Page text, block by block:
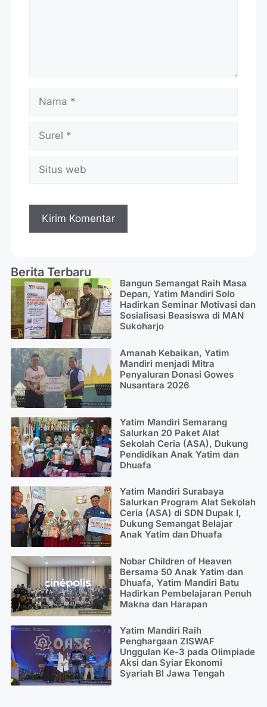
Berita Terbaru
Bangun Semangat Raih Masa
Depan, Yatim Mandiri Solo
Hadirkan Seminar Motivasi dan
Sosialisasi Beasiswa di MAN
Sukoharjo
Amanah Kebaikan, Yatim
Mandiri menjadi Mitra
Penyaluran Donasi Gowes
Nusantara 2026
Yatim Mandiri Semarang
Salurkan 20 Paket Alat
Sekolah Ceria (ASA), Dukung
Pendidikan Anak Yatim dan
Dhuafa
Yatim Mandiri Surabaya
Salurkan Program Alat Sekolah
Ceria (ASA) di SDN Dupak I,
Dukung Semangat Belajar
Anak Yatim dan Dhuafa
Nobar Children of Heaven
Bersama 50 Anak Yatim dan
Dhuafa, Yatim Mandiri Batu
Hadirkan Pembelajaran Penuh
Makna dan Harapan
Yatim Mandiri Raih
Penghargaan ZISWAF
Unggulan Ke-3 pada Olimpiade
Aksi dan Syiar Ekonomi
Syariah BI Jawa Tengah